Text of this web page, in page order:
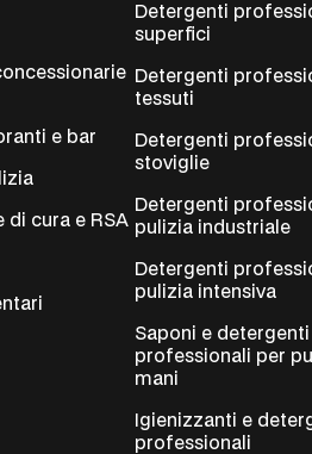
e bar
di cura e RSA
Detergenti
superfici
Detergenti
tessuti
Detergenti
stoviglie
Detergenti
pulizia industriale
Detergenti
pulizia intensiva
Saponi e detergenti
professionali per
mani
Igienizzanti e
professionali